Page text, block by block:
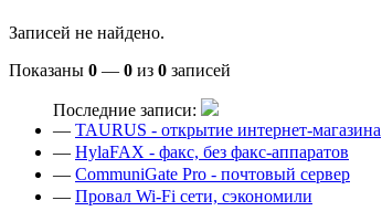
Записей не найдено.
Показаны 0 — 0 из 0 записей
Последние записи:
— TAURUS - открытие интернет-магазина
— HylaFAX - факс, без факс-аппаратов
— CommuniGate Pro - почтовый сервер
— Провал Wi-Fi сети, сэкономили